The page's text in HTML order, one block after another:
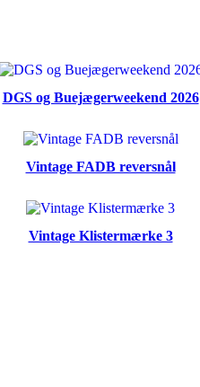
DGS og Buejægerweekend 2026
Vintage FADB reversnål
Vintage Klistermærke 3